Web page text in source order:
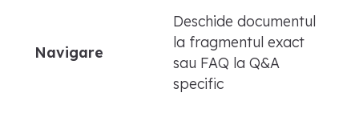
Navigare
Deschide documentul
la fragmentul exact
sau FAQ la Q&A
specific